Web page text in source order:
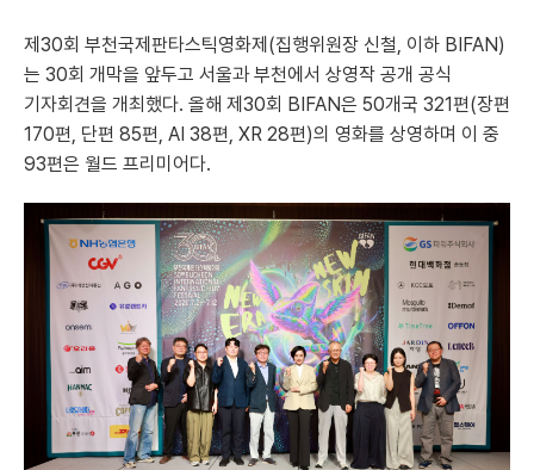
제30회 부천국제판타스틱영화제(집행위원장 신철, 이하 BIFAN)
는 30회 개막을 앞두고 서울과 부천에서 상영작 공개 공식
기자회견을 개최했다. 올해 제30회 BIFAN은 50개국 321편(장편
170편, 단편 85편, AI 38편, XR 28편)의 영화를 상영하며 이 중
93편은 월드 프리미어다.